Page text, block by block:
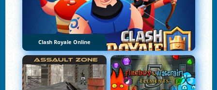
Clash Royale Online